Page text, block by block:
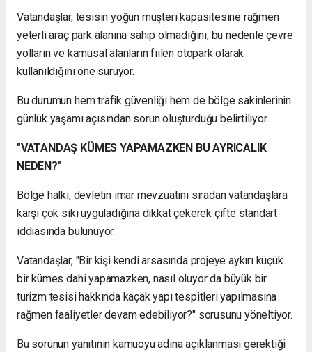
Vatandaşlar, tesisin yoğun müşteri kapasitesine rağmen
yeterli araç park alanına sahip olmadığını, bu nedenle çevre
yolların ve kamusal alanların fiilen otopark olarak
kullanıldığını öne sürüyor.
Bu durumun hem trafik güvenliği hem de bölge sakinlerinin
günlük yaşamı açısından sorun oluşturduğu belirtiliyor.
"VATANDAŞ KÜMES YAPAMAZKEN BU AYRICALIK
NEDEN?"
Bölge halkı, devletin imar mevzuatını sıradan vatandaşlara
karşı çok sıkı uyguladığına dikkat çekerek çifte standart
iddiasında bulunuyor.
Vatandaşlar, "Bir kişi kendi arsasında projeye aykırı küçük
bir kümes dahi yapamazken, nasıl oluyor da büyük bir
turizm tesisi hakkında kaçak yapı tespitleri yapılmasına
rağmen faaliyetler devam edebiliyor?" sorusunu yöneltiyor.
Bu sorunun yanıtının kamuoyu adına açıklanması gerektiği